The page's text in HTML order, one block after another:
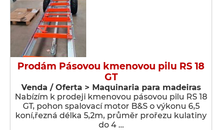
Prodám Pásovou kmenovou pilu RS 18
GT
Venda / Oferta > Maquinaria para madeiras
Nabízím k prodeji kmenovou pásovou pilu RS 18
GT, pohon spalovací motor B&S o výkonu 6,5
koní,řezná délka 5,2m, průměr prořezu kulatiny
do 4 …